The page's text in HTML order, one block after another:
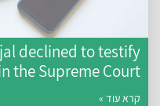
declined to testify
the Supreme Court
קרא עוד »